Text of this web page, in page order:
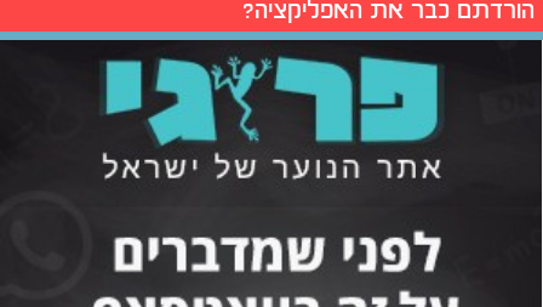
הורדתם כבר את האפליקציה?